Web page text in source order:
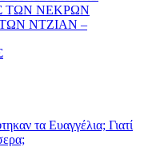
ΤΩΝ ΝΕΚΡΩΝ
ΝΤΖΙΑΝ –
τα Ευαγγέλια; Γιατί